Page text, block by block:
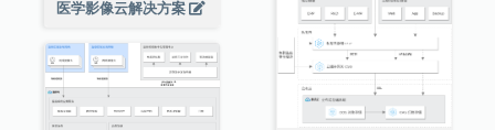
医学影像云解决方案